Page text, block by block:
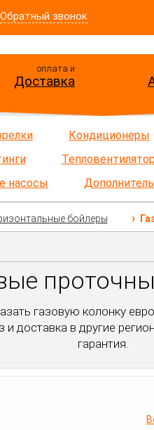
Обратный звонок
оплата и
Доставка
Кондиционеры
насосы
бойлеры
газовую колонку
доставка в другие
гарантия.